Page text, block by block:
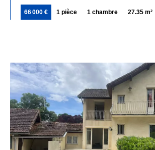
66 000 € 1 pièce 1 chambre 27.35 m²